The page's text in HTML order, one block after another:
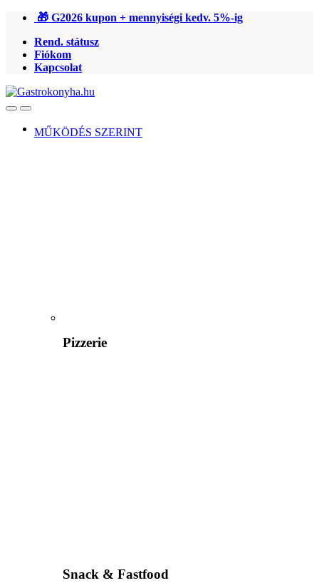
Ugrás
navigációhoz
Ugrás
tartalomra
🎁 G2026 kupon + mennyiségi kedv. 5%-ig
Rend. státusz
Fiókom
Kapcsolat
OpenClose
MŰKÖDÉS SZERINT
Pizzerie
Snack & Fastfood